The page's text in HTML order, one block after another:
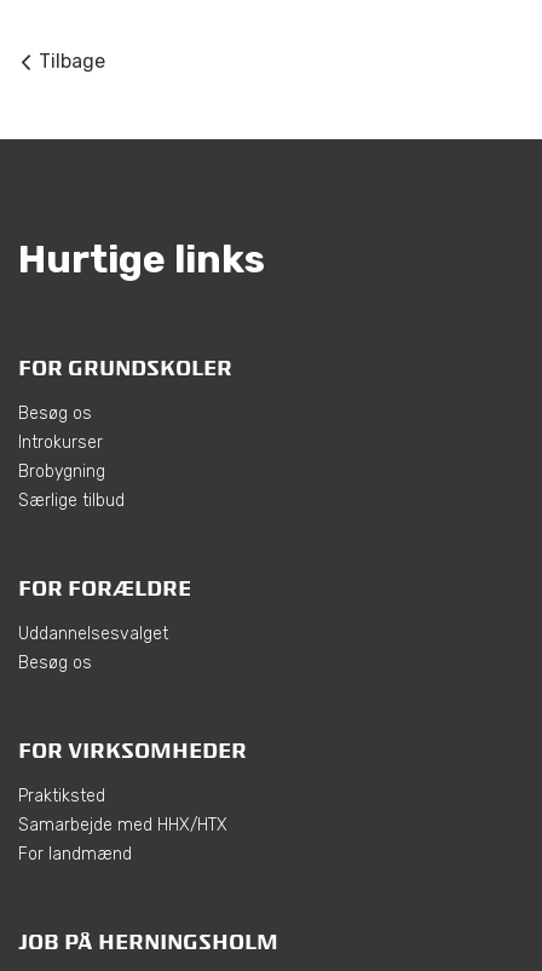
Tilbage
Hurtige links
FOR GRUNDSKOLER
Besøg os
Introkurser
Brobygning
Særlige tilbud
FOR FORÆLDRE
Uddannelsesvalget
Besøg os
FOR VIRKSOMHEDER
Praktiksted
Samarbejde med HHX/HTX
For landmænd
JOB PÅ HERNINGSHOLM